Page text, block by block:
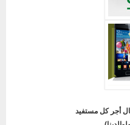
أجر كل مستفيد